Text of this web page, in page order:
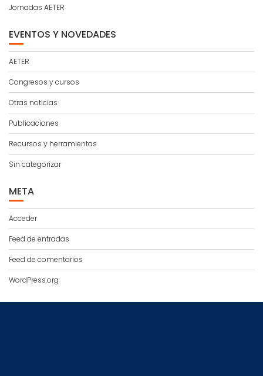
Jornadas AETER
EVENTOS Y NOVEDADES
AETER
Congresos y cursos
Otras noticias
Publicaciones
Recursos y herramientas
Sin categorizar
META
Acceder
Feed de entradas
Feed de comentarios
WordPress.org